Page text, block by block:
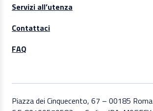
Servizi all’utenza
Contattaci
FAQ
Piazza dei Cinquecento, 67 – 00185 Roma